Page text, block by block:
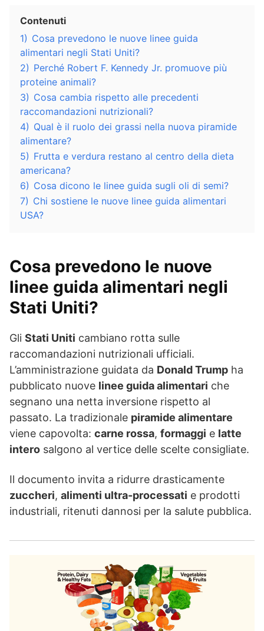
Contenuti
1) Cosa prevedono le nuove linee guida
alimentari negli Stati Uniti?
2) Perché Robert F. Kennedy Jr. promuove più
proteine animali?
3) Cosa cambia rispetto alle precedenti
raccomandazioni nutrizionali?
4) Qual è il ruolo dei grassi nella nuova piramide
alimentare?
5) Frutta e verdura restano al centro della dieta
americana?
6) Cosa dicono le linee guida sugli oli di semi?
7) Chi sostiene le nuove linee guida alimentari
USA?
Cosa prevedono le nuove
linee guida alimentari negli
Stati Uniti?
Gli Stati Uniti cambiano rotta sulle
raccomandazioni nutrizionali ufficiali.
L’amministrazione guidata da Donald Trump ha
pubblicato nuove linee guida alimentari che
segnano una netta inversione rispetto al
passato. La tradizionale piramide alimentare
viene capovolta: carne rossa, formaggi e latte
intero salgono al vertice delle scelte consigliate.
Il documento invita a ridurre drasticamente
zuccheri, alimenti ultra-processati e prodotti
industriali, ritenuti dannosi per la salute pubblica.